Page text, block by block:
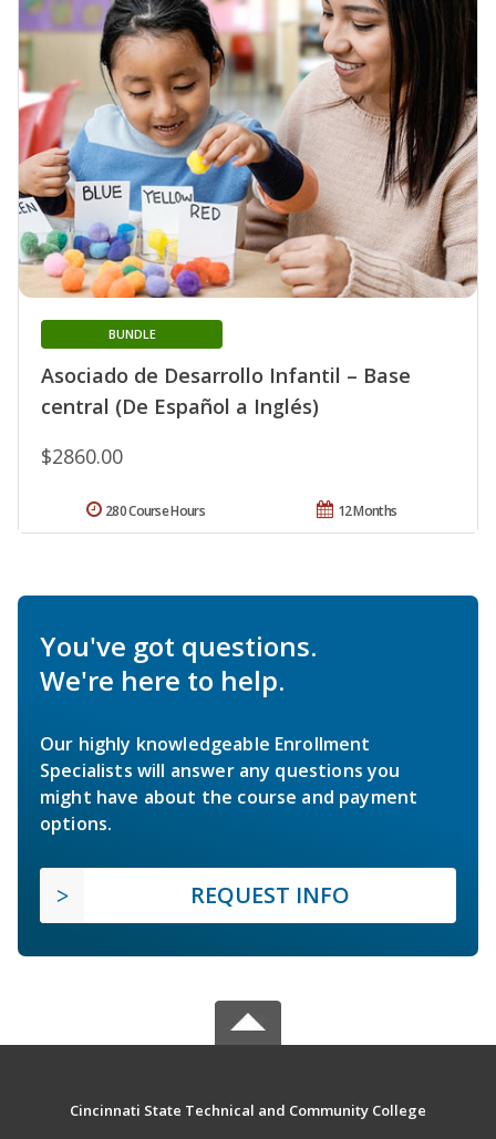
Asociado de Desarrollo Infantil – Base
central (De Español a Inglés)
BUNDLE
$2860.00
12 Months
280 Course Hours
You've got questions.
We're here to help.
Our highly knowledgeable Enrollment
Specialists will answer any questions you
might have about the course and payment
options.
REQUEST INFO
Cincinnati State Technical and Community College